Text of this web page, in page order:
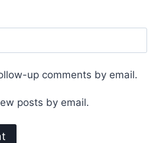
up comments by email.
posts by email.